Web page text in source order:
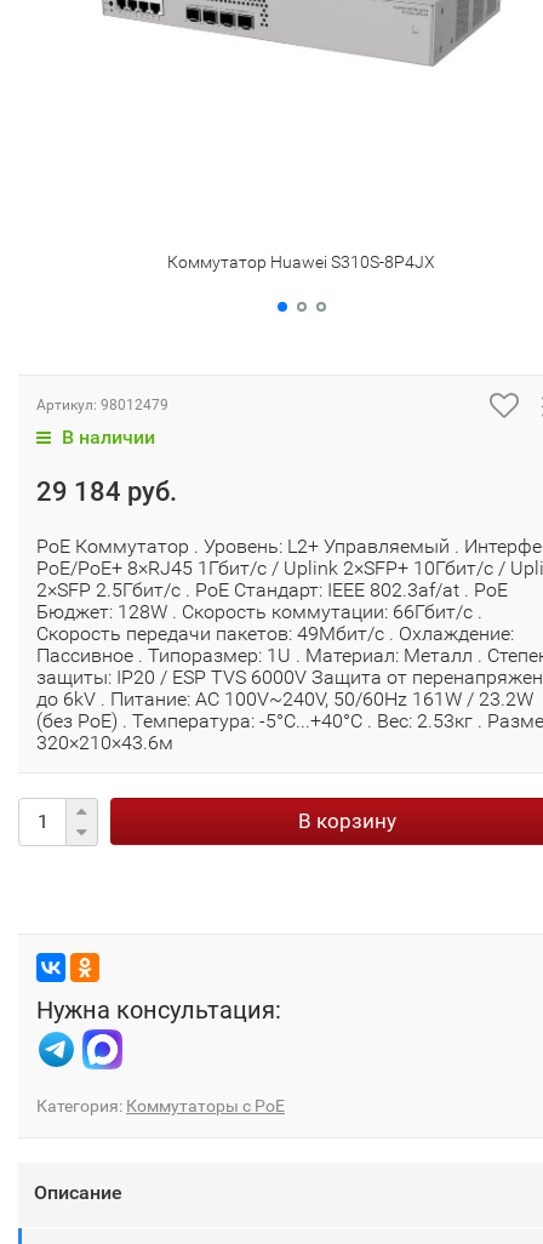
Коммутатор Huawei S310S-8P4JX
Артикул: 98012479
В наличии
29 184 руб.
PoE Коммутатор . Уровень: L2+ Управляемый .
PoE/PoE+ 8×RJ45 1Гбит/с / Uplink 2×SFP+ 10Гбит/с /
2×SFP 2.5Гбит/с . PoE Стандарт: IEEE 802.3af/at . PoE
Бюджет: 128W . Скорость коммутации: 66Гбит/с .
Скорость передачи пакетов: 49Мбит/с . Охлаждение:
Пассивное . Типоразмер: 1U . Материал: Металл .
защиты: IP20 / ESP TVS 6000V Защита от
до 6kV . Питание: AC 100V~240V, 50/60Hz 161W / 23.2W
(без PoE) . Температура: -5°C...+40°C . Вес: 2.53кг .
320×210×43.6м
В корзину
Нужна консультация:
Категория: Коммутаторы с PoE
Описание